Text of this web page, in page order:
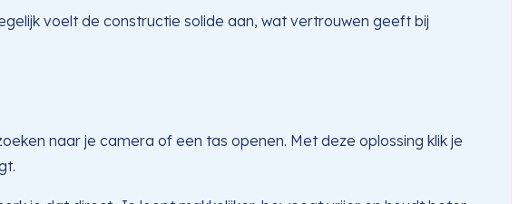
voelt de constructie solide aan, wat vertrouwen geeft bij
naar je camera of een tas openen. Met deze oplossing klik je